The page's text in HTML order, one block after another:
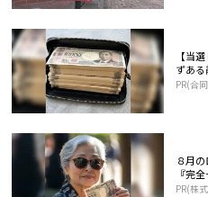
【当
ずあ
PR(合
８月
『完
PR(株